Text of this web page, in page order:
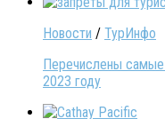
Новости / ТурИнфо
Перечислены
2023 году